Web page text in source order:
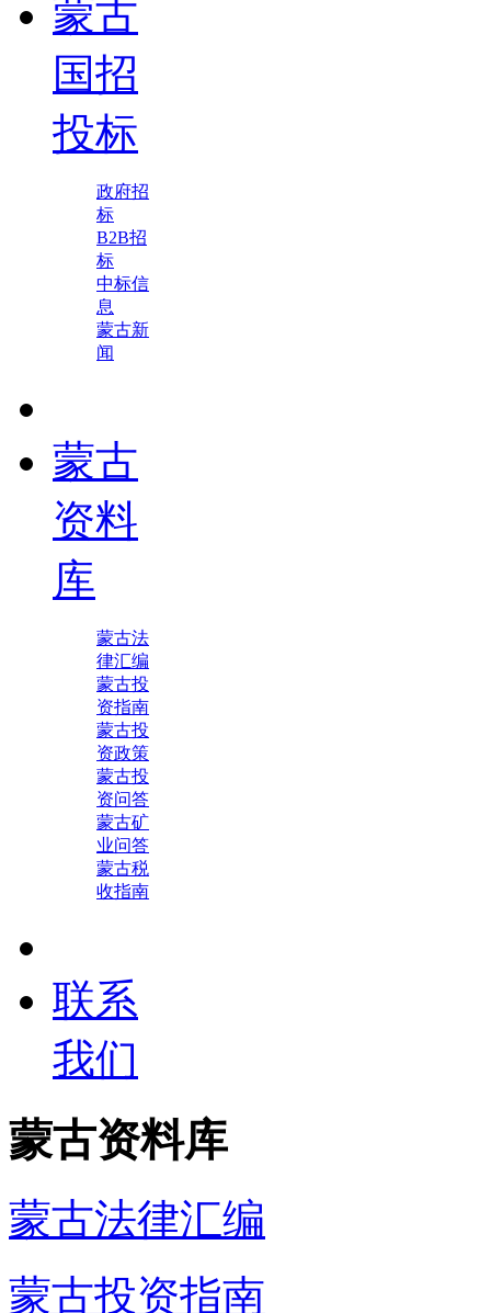
蒙古
国招
投标
政府招
标
B2B招
标
中标信
息
蒙古新
闻
蒙古
资料
库
蒙古法
律汇编
蒙古投
资指南
蒙古投
资政策
蒙古投
资问答
蒙古矿
业问答
蒙古税
收指南
联系
我们
蒙古资料库
蒙古法律汇编
蒙古投资指南